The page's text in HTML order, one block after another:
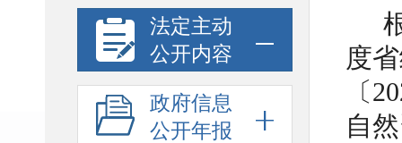
法定主动
公开内容
政府信息
公开年报
度
〔
自